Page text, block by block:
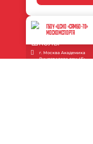
ГБОУ «ЦСИО «САМБО-70»
МОСКОМСПОРТА
г. Москва Академика
Виноградова дом 4Б;